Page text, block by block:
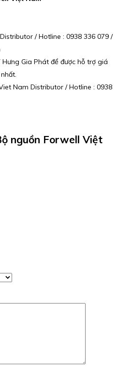
/ Hotline : 0938 336 079 /
Hưng Gia Phát để được hỗ trợ giá
Nam Distributor / Hotline : 0938
nguồn Forwell Việt